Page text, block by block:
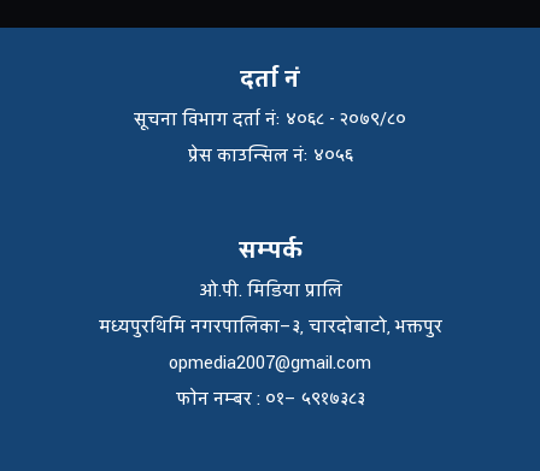
दर्ता नं
सूचना विभाग दर्ता नंः ४०६८ - २०७९/८०
प्रेस काउन्सिल नंः ४०५६
सम्पर्क
ओ.पी. मिडिया प्रालि
मध्यपुरथिमि नगरपालिका–३, चारदोबाटो, भक्तपुर
opmedia2007@gmail.com
फाेन नम्बर : ०१– ५९१७३८३